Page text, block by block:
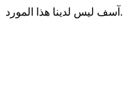
آسف ليس لدينا هذا المورد.